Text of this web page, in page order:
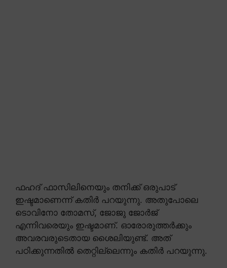
ഫഹദ് ഫാസിലിനെയും തനിക്ക് ഒരുപാട്
ഇഷ്ടമാണെന്ന് കതിർ പറയുന്നു. അതുപോലെ
ടൊവിനോ തോമസ്, ജോജു ജോർജ്
എന്നിവരെയും ഇഷ്ടമാണ്. ഓരോരുത്തർക്കും
അവരവരുടെതായ ശൈലിയുണ്ട്. അത്
പഠിക്കുന്നതിൽ തെറ്റില്ലെന്നും കതിർ പറയുന്നു.